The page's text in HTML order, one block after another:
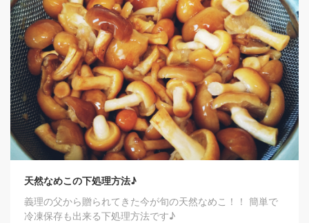
天然なめこの下処理方法♪
義理の父から贈られてきた今が旬の天然なめこ！！ 簡単で
冷凍保存も出来る下処理方法です♪